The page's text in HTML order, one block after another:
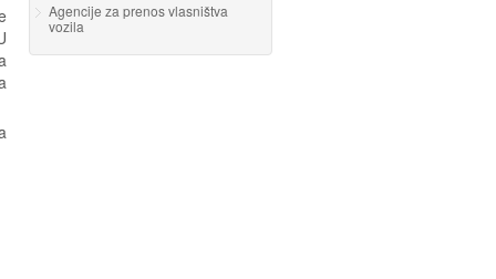
Agencije za prenos vlasništva
vozila